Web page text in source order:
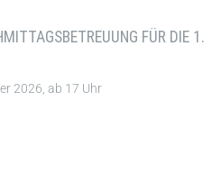
FÜR DIE 1.
2026, ab 17 Uhr